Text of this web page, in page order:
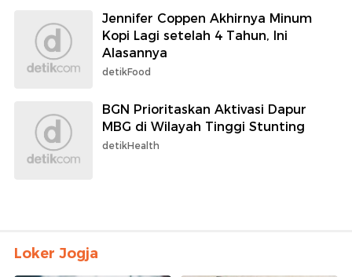
Jennifer Coppen Akhirnya Minum
Kopi Lagi setelah 4 Tahun, Ini
Alasannya
detikFood
BGN Prioritaskan Aktivasi Dapur
MBG di Wilayah Tinggi Stunting
detikHealth
Loker Jogja